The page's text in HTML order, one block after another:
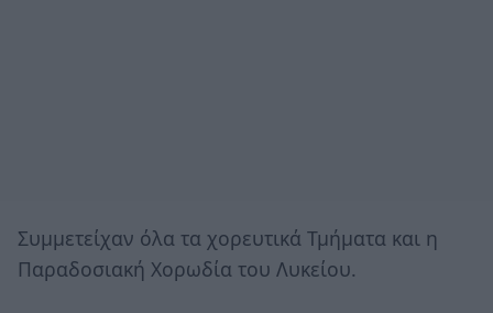
Συμμετείχαν όλα τα χορευτικά Τμήματα και η
Παραδοσιακή Χορωδία του Λυκείου.